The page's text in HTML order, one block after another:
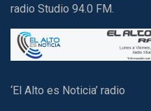
radio Studio 94.0 FM.
‘El Alto es Noticia’ radio